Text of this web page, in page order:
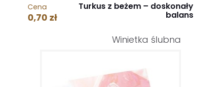
Cena
0,70 zł
Turkus z beżem – doskonały
balans
Winietka ślubna